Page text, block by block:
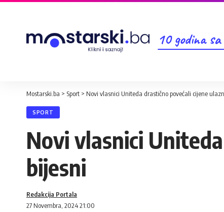
10 godina
Mostarski.ba > Sport > Novi vlasnici Uniteda drastično povećali cijene
SPORT
Novi vlasnici
bijesni
27 Novembra, 2024 21:00
Redakcija Portala